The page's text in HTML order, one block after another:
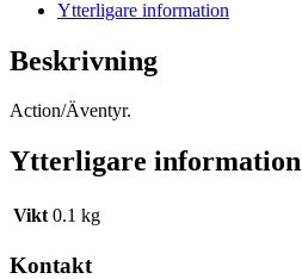
Ytterligare information
Beskrivning
Action/Äventyr.
Ytterligare information
Vikt 0.1 kg
Kontakt